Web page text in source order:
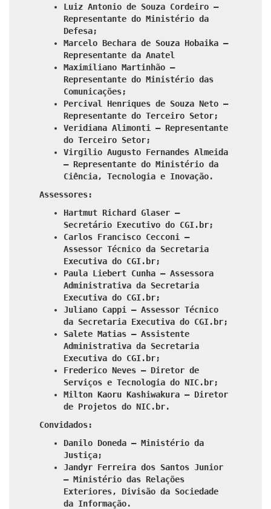
Luiz Antonio de Souza Cordeiro –
Representante do Ministério da
Defesa;
Marcelo Bechara de Souza Hobaika –
Representante da Anatel
Maximiliano Martinhão –
Representante do Ministério das
Comunicações;
Percival Henriques de Souza Neto –
Representante do Terceiro Setor;
Veridiana Alimonti – Representante
do Terceiro Setor;
Virgilio Augusto Fernandes Almeida
– Representante do Ministério da
Ciência, Tecnologia e Inovação.
Assessores:
Hartmut Richard Glaser –
Secretário Executivo do CGI.br;
Carlos Francisco Cecconi –
Assessor Técnico da Secretaria
Executiva do CGI.br;
Paula Liebert Cunha – Assessora
Administrativa da Secretaria
Executiva do CGI.br;
Juliano Cappi – Assessor Técnico
da Secretaria Executiva do CGI.br;
Salete Matias – Assistente
Administrativa da Secretaria
Executiva do CGI.br;
Frederico Neves – Diretor de
Serviços e Tecnologia do NIC.br;
Milton Kaoru Kashiwakura – Diretor
de Projetos do NIC.br.
Convidados:
Danilo Doneda – Ministério da
Justiça;
Jandyr Ferreira dos Santos Junior
– Ministério das Relações
Exteriores, Divisão da Sociedade
da Informação.